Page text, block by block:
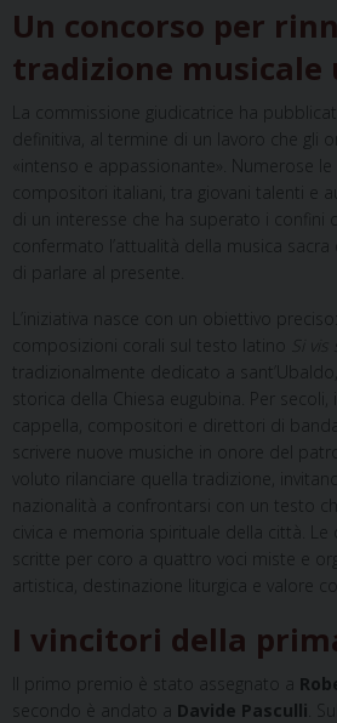
Un concorso per
tradizione musicale
La commissione giudicatrice ha
definitiva, al termine di un lavoro che gli
«intenso e appassionante». Numerose
compositori italiani, tra giovani talenti e
di un interesse che ha superato i confini
confermato l’attualità della musica sacra
di parlare al presente.
L’iniziativa nasce con un obiettivo
composizioni corali sul testo latino
tradizionalmente dedicato a
storica della Chiesa eugubina. Per
cappella, compositori e direttori di
scrivere nuove musiche in onore del
voluto rilanciare quella tradizione,
nazionalità a confrontarsi con un testo
civica e memoria spirituale della città. Le
scritte per coro a quattro voci miste e
artistica, destinazione liturgica e valore
I vincitori della
Il primo premio è stato assegnato a
secondo è andato a Davide Pasculli .